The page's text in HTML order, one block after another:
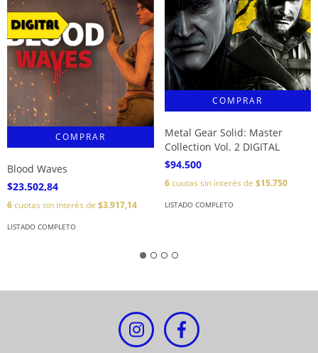
Blood Waves
$23.502,84
6cuotas sin interés de $3.917,14
LISTADO COMPLETO
Metal Gear Solid: Master
Collection Vol. 2 DIGITAL
$94.500
6cuotas sin interés de $15.750
LISTADO COMPLETO